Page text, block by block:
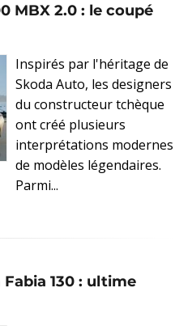
MBX 2.0 : le coupé
Inspirés par l'héritage de
Skoda Auto, les designers
du constructeur tchèque
ont créé plusieurs
interprétations modernes
de modèles légendaires.
Parmi...
130 : ultime